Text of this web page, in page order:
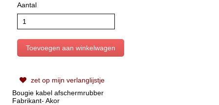
Aantal
zet op mijn verlanglijstje
Bougie kabel afschermrubber
Fabrikant- Akor